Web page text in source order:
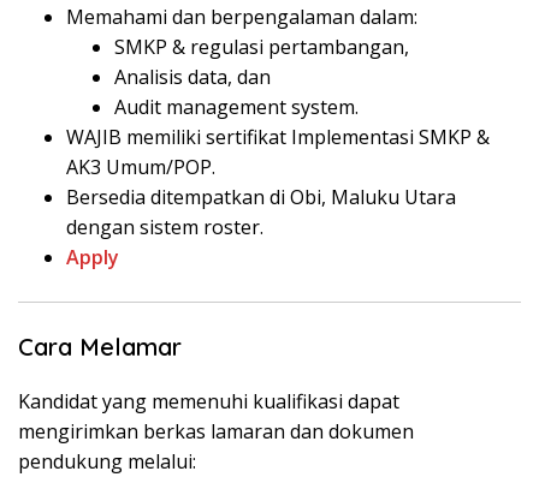
Memahami dan berpengalaman dalam:
SMKP & regulasi pertambangan,
Analisis data, dan
Audit management system.
WAJIB memiliki sertifikat Implementasi SMKP &
AK3 Umum/POP.
Bersedia ditempatkan di Obi, Maluku Utara
dengan sistem roster.
Apply
Cara Melamar
Kandidat yang memenuhi kualifikasi dapat
mengirimkan berkas lamaran dan dokumen
pendukung melalui: